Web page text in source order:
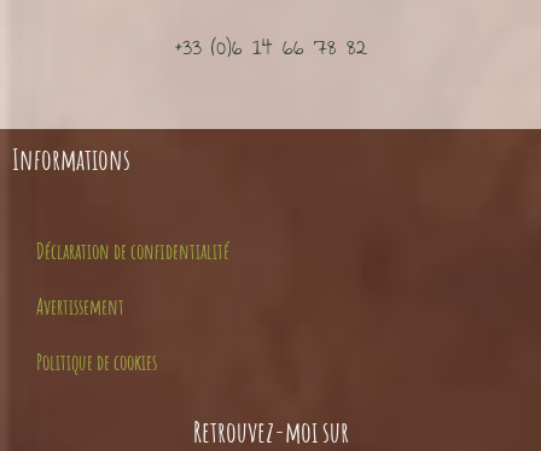
+33 (0)6 14 66 78 82
Informations
Déclaration de confidentialité
Avertissement
Politique de cookies
Retrouvez-moi sur